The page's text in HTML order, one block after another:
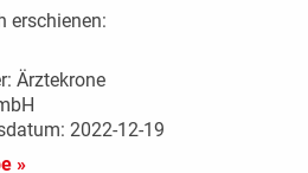
erschienen:
Ärztekrone
2022-12-19
»